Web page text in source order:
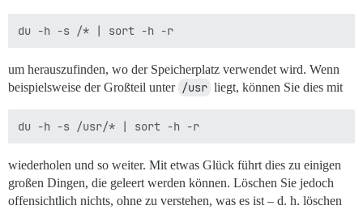
um herauszufinden, wo der Speicherplatz verwendet wird. Wenn
beispielsweise der Großteil unter /usr liegt, können Sie dies mit
wiederholen und so weiter. Mit etwas Glück führt dies zu einigen
großen Dingen, die geleert werden können. Löschen Sie jedoch
offensichtlich nichts, ohne zu verstehen, was es ist – d. h. löschen